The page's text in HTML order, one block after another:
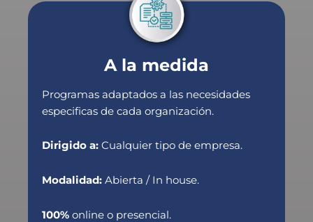
A la medida
Programas adaptados a las necesidades
especificas de cada organización.
Dirigido a: Cualquier tipo de empresa.
Modalidad: Abierta / In house.
100% online o presencial.